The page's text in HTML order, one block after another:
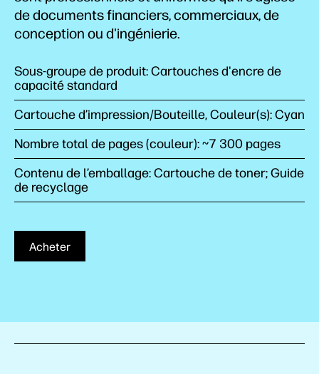
de documents financiers, commerciaux, de
conception ou d'ingénierie.
Sous-groupe de produit: Cartouches d'encre de
capacité standard
Cartouche d’impression/Bouteille, Couleur(s): Cyan
Nombre total de pages (couleur): ~7 300 pages
Contenu de l’emballage: Cartouche de toner; Guide
de recyclage
Acheter